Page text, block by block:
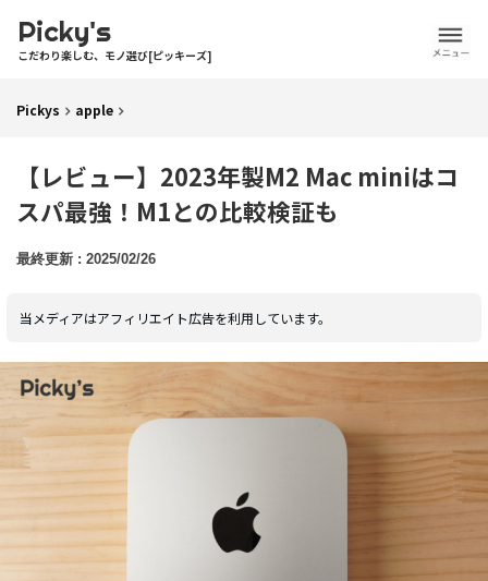
Picky's
こだわり楽しむ、モノ選び[ピッキーズ]
Pickys apple
【レビュー】2023年製M2 Mac miniはコ
スパ最強！M1との比較検証も
2025/02/26
当メディアはアフィリエイト広告を利用しています。